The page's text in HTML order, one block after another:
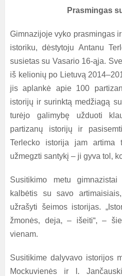
Prasmingas
Gimnazijoje vyko prasmingas
istoriku, dėstytoju Antanu
susietas su Vasario 16-ąja.
iš kelionių po Lietuvą
jis aplankė apie 100
istorijų ir surinktą medžiagą
turėjo galimybę užduoti
partizanų istorijų ir
Terlecko istorija jam
užmegzti santykį – ji gyva tol,
Susitikimo metu
kalbėtis su savo
užrašyti šeimos istorijas.
žmonės, deja, – išeiti“, –
vienam.
Susitikime dalyvavo istorijos
Mockuvienės ir I.